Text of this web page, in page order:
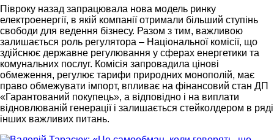
Півроку назад запрацювала нова модель ринку
електроенергії, в якій компанії отримали більший ступінь
свободи для ведення бізнесу. Разом з тим, важливою
залишається роль регулятора – Національної комісії, що
здійснює державне регулювання у сферах енергетики та
комунальних послуг. Комісія запровадила цінові
обмеження, регулює тарифи природних монополій, має
право обмежувати імпорт, впливає на фінансовий стан ДП
«Гарантований покупець», а відповідно і на виплати
відновлюваній генерації і залишається стейколдером в ряді
інших важливих питань.